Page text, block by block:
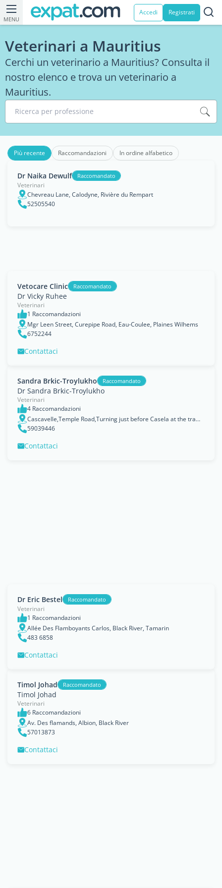
MENU
Accedi Registrati
Veterinari a Mauritius
Cerchi un veterinario a Mauritius? Consulta il
nostro elenco e trova un veterinario a
Mauritius.
Ricerca per professione
Più recente Raccomandazioni In ordine alfabetico
Dr Naika Dewulf Raccomandato
Veterinari
Chevreau Lane, Calodyne, Rivière du Rempart
52505540
Vetocare Clinic Raccomandato
Dr Vicky Ruhee
Veterinari
1 Raccomandazioni
Mgr Leen Street, Curepipe Road, Eau-Coulee, Plaines Wilhems
6752244
Contattaci
Sandra Brkic-Troylukho Raccomandato
Dr Sandra Brkic-Troylukho
Veterinari
4 Raccomandazioni
Cascavelle,Temple Road,Turning just before Casela at the traffic lights, Black River
59039446
Contattaci
Dr Eric Bestel Raccomandato
Veterinari
1 Raccomandazioni
Allée Des Flamboyants Carlos, Black River, Tamarin
483 6858
Contattaci
Timol Johad Raccomandato
Timol Johad
Veterinari
6 Raccomandazioni
Av. Des flamands, Albion, Black River
57013873
Contattaci